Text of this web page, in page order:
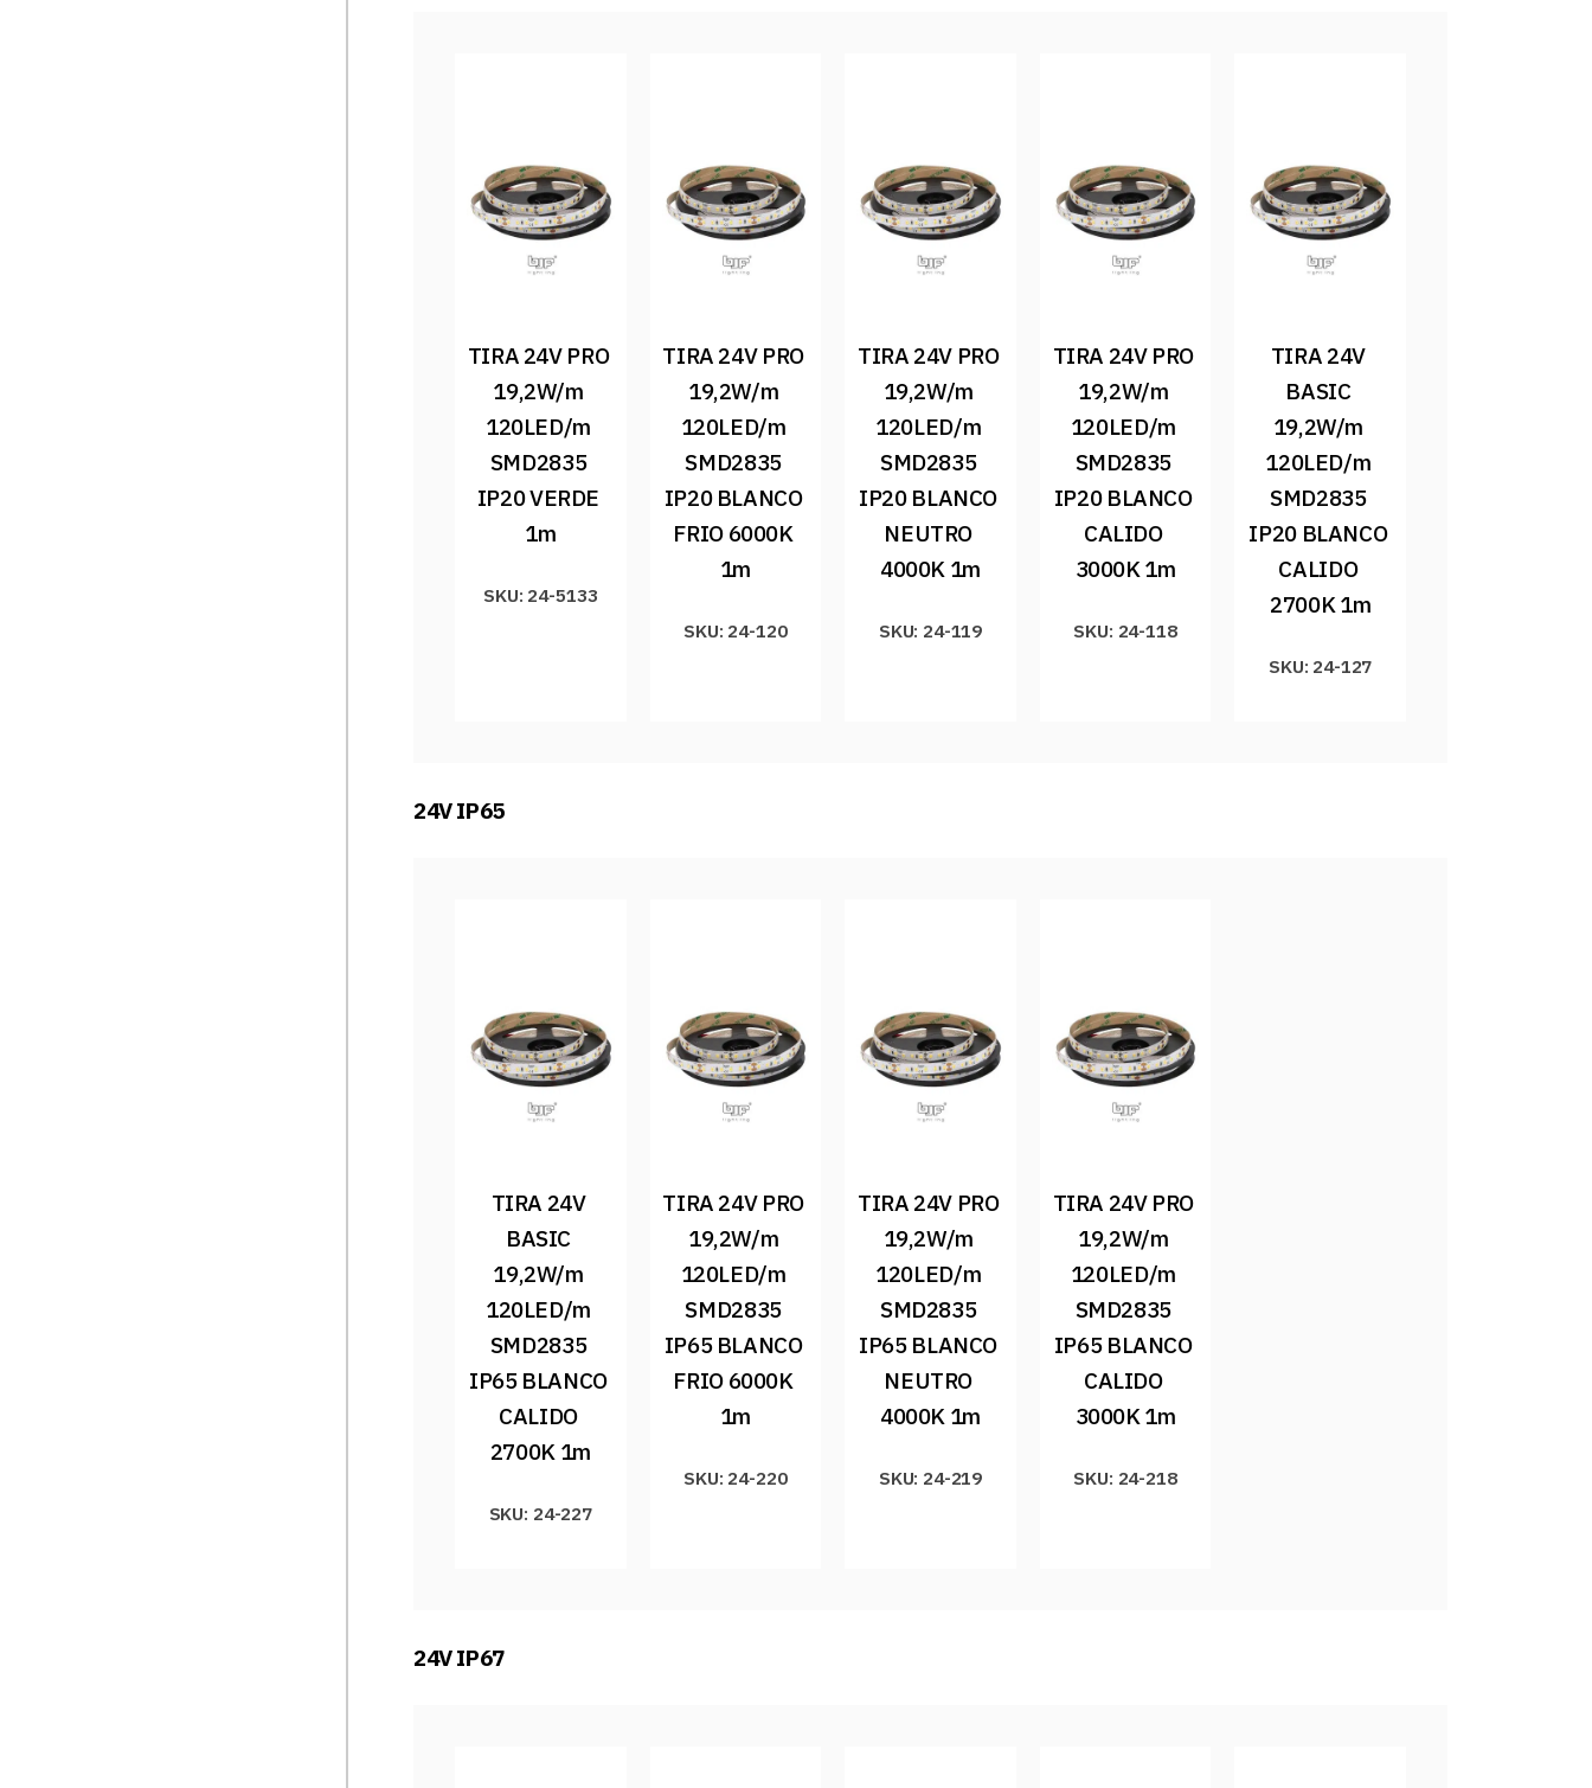
TIRA 24V PRO
19,2W/m
120LED/m
SMD2835
IP20 VERDE
1m
SKU: 24-5133
TIRA 24V PRO
19,2W/m
120LED/m
SMD2835
IP20 BLANCO
FRIO 6000K
1m
SKU: 24-120
TIRA 24V PRO
19,2W/m
120LED/m
SMD2835
IP20 BLANCO
NEUTRO
4000K 1m
SKU: 24-119
TIRA 24V PRO
19,2W/m
120LED/m
SMD2835
IP20 BLANCO
CALIDO
3000K 1m
SKU: 24-118
TIRA 24V
BASIC
19,2W/m
120LED/m
SMD2835
IP20 BLANCO
CALIDO
2700K 1m
SKU: 24-127
24V IP65
TIRA 24V
BASIC
19,2W/m
120LED/m
SMD2835
IP65 BLANCO
CALIDO
2700K 1m
SKU: 24-227
TIRA 24V PRO
19,2W/m
120LED/m
SMD2835
IP65 BLANCO
FRIO 6000K
1m
SKU: 24-220
TIRA 24V PRO
19,2W/m
120LED/m
SMD2835
IP65 BLANCO
NEUTRO
4000K 1m
SKU: 24-219
TIRA 24V PRO
19,2W/m
120LED/m
SMD2835
IP65 BLANCO
CALIDO
3000K 1m
SKU: 24-218
24V IP67